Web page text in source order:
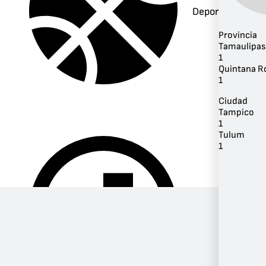
Deportes
Provincia
Tamaulipas
1
Quintana
1
Ciudad
Tampico
1
Tulum
1